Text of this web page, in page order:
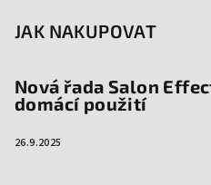
JAK NAKUPOVAT
Nová řada Salon
domácí použití
26.9.2025